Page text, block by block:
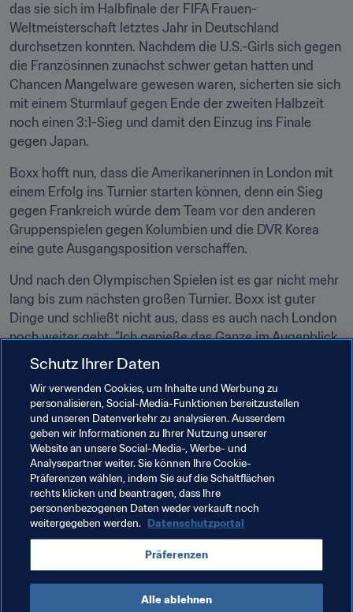
das sie sich im Halbfinale der FIFA Frauen-
Weltmeisterschaft letztes Jahr in Deutschland
durchsetzen konnten. Nachdem die U.S.-Girls sich gegen
die Französinnen zunächst schwer getan hatten und
Chancen Mangelware gewesen waren, sicherten sie sich
mit einem Sturmlauf gegen Ende der zweiten Halbzeit
noch einen 3:1-Sieg und damit den Einzug ins Finale
gegen Japan.
Boxx hofft nun, dass die Amerikanerinnen in London mit
einem Erfolg ins Turnier starten können, denn ein Sieg
gegen Frankreich würde dem Team vor den anderen
Gruppenspielen gegen Kolumbien und die DVR Korea
eine gute Ausgangsposition verschaffen.
Und nach den Olympischen Spielen ist es gar nicht mehr
lang bis zum nächsten großen Turnier. Boxx ist guter
Dinge und schließt nicht aus, dass es auch nach London
noch weiter geht. "Ich genieße das Ganze im Augenblick
einfach. Ich fühle mich körperlich noch immer sehr fit."
"Eine Zeit lang habe ich gedacht: 'Nach der Olympiade,
werde ich wohl die Nase voll haben', aber die Zeit ist
vergangen, und jetzt habe ich einfach so viel Spaß daran,
auf diesem Niveau zu spielen. Ich bin jetzt schon so
lange dabei und habe im Fussball so viele denkwürdige
und fantastische Erfahrungen gemacht."
Verwandte Themen
USA Concacaf
Schutz Ihrer Daten
Wir verwenden Cookies, um Inhalte und Werbung zu
personalisieren, Social-Media-Funktionen bereitzustellen
und unseren Datenverkehr zu analysieren. Ausserdem
geben wir Informationen zu Ihrer Nutzung unserer
Website an unsere Social-Media-, Werbe- und
Analysepartner weiter. Sie können Ihre Cookie-
Präferenzen wählen, indem Sie auf die Schaltflächen
rechts klicken und beantragen, dass Ihre
personenbezogenen Daten weder verkauft noch
weitergegeben werden. Datenschutzportal
Präferenzen
Alle ablehnen